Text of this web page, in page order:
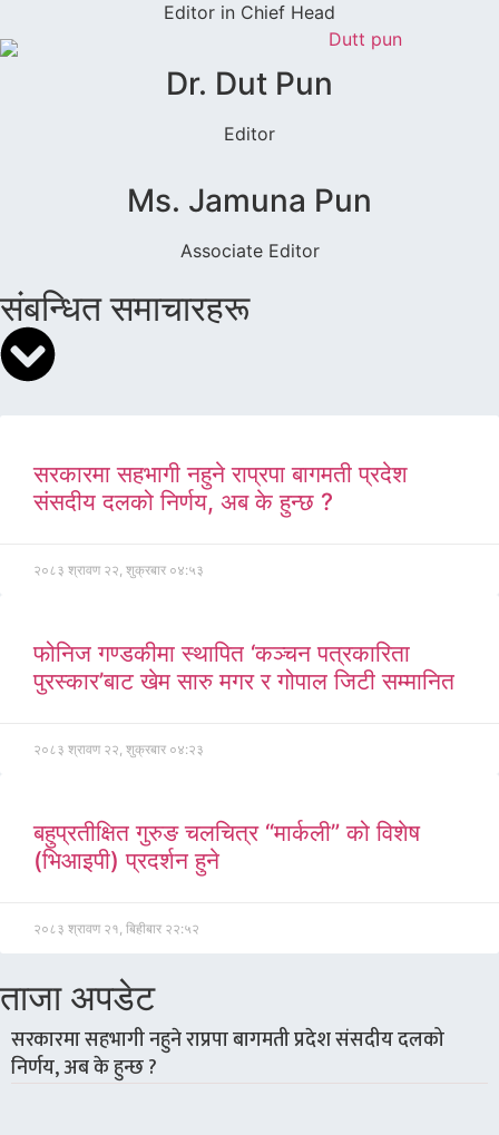
Editor in Chief Head
Dr. Dut Pun
Editor
Ms. Jamuna Pun
Associate Editor
संबन्धित समाचारहरू
सरकारमा सहभागी नहुने राप्रपा बागमती प्रदेश
संसदीय दलको निर्णय, अब के हुन्छ ?
२०८३ श्रावण २२, शुक्रबार ०४:५३
फोनिज गण्डकीमा स्थापित ‘कञ्चन पत्रकारिता
पुरस्कार’बाट खेम सारु मगर र गोपाल जिटी सम्मानित
२०८३ श्रावण २२, शुक्रबार ०४:२३
बहुप्रतीक्षित गुरुङ चलचित्र “मार्कली” को विशेष
(भिआइपी) प्रदर्शन हुने
२०८३ श्रावण २१, बिहीबार २२:५२
ताजा अपडेट
सरकारमा सहभागी नहुने राप्रपा बागमती प्रदेश संसदीय दलको
निर्णय, अब के हुन्छ ?